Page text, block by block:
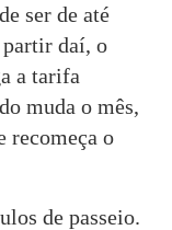
ser de até
daí, o
a tarifa
muda o mês,
recomeça o
de passeio.